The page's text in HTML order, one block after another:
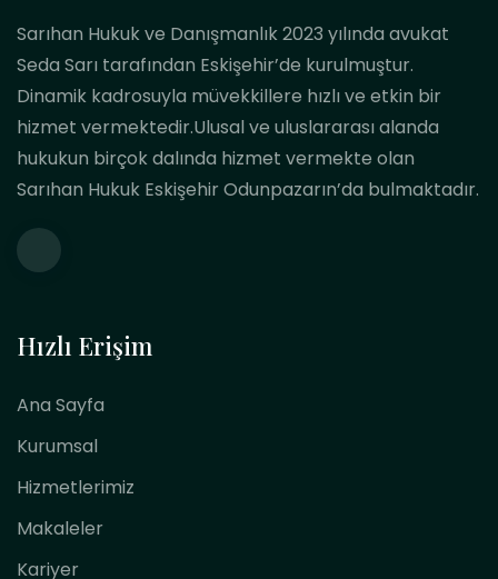
Sarıhan Hukuk ve Danışmanlık 2023 yılında avukat
Seda Sarı tarafından Eskişehir’de kurulmuştur.
Dinamik kadrosuyla müvekkillere hızlı ve etkin bir
hizmet vermektedir.Ulusal ve uluslararası alanda
hukukun birçok dalında hizmet vermekte olan
Sarıhan Hukuk Eskişehir Odunpazarın’da bulmaktadır.
Hızlı Erişim
Ana Sayfa
Kurumsal
Hizmetlerimiz
Makaleler
Kariyer